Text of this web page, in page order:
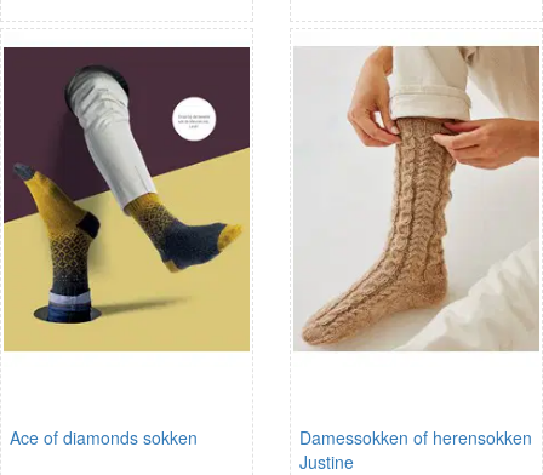
Ace of diamonds sokken
Damessokken of herensokken
Justine